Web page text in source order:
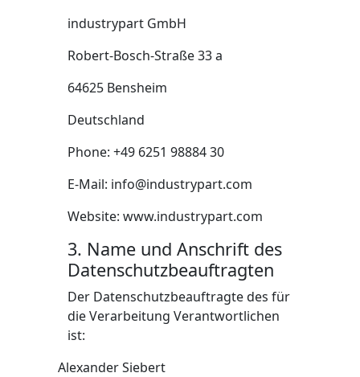
industrypart GmbH
Robert-Bosch-Straße 33 a
64625 Bensheim
Deutschland
Phone: +49 6251 98884 30
E-Mail: info@industrypart.com
Website: www.industrypart.com
3. Name und Anschrift des
Datenschutzbeauftragten
Der Datenschutzbeauftragte des für
die Verarbeitung Verantwortlichen
ist:
Alexander Siebert